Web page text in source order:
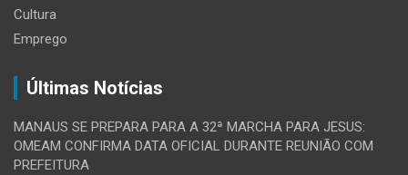
Cultura
Emprego
Últimas Notícias
MANAUS SE PREPARA PARA A 32ª MARCHA PARA JESUS:
OMEAM CONFIRMA DATA OFICIAL DURANTE REUNIÃO COM
PREFEITURA